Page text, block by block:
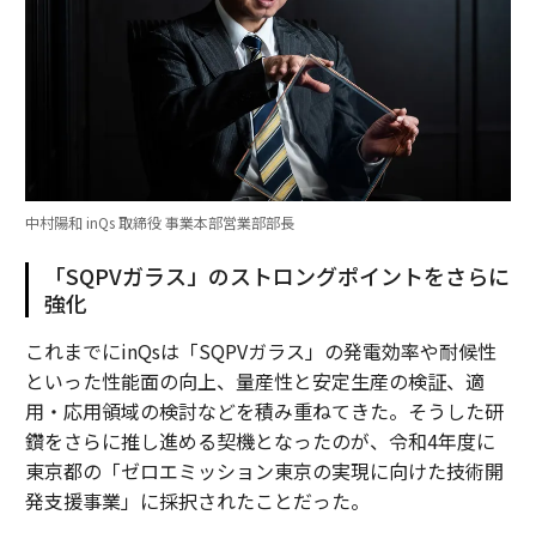
中村陽和 inQs 取締役 事業本部営業部部長
「SQPVガラス」のストロングポイントをさらに
強化
これまでにinQsは「SQPVガラス」の発電効率や耐候性
といった性能面の向上、量産性と安定生産の検証、適
用・応用領域の検討などを積み重ねてきた。そうした研
鑽をさらに推し進める契機となったのが、令和4年度に
東京都の「ゼロエミッション東京の実現に向けた技術開
発支援事業」に採択されたことだった。